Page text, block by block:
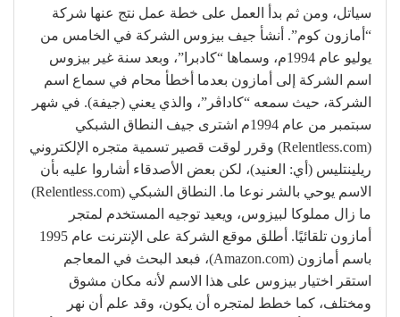
سياتل، ومن ثم بدأ العمل على خطة عمل نتج عنها شركة
“أمازون كوم”. أنشأ جيف بيزوس الشركة في الخامس من
يوليو عام 1994م، وسماها “كادبرا”، وبعد سنة غير بيزوس
اسم الشركة إلى أمازون بعدما أخطأ محام في سماع اسم
الشركة، حيث سمعه “كاداڤر”، والذي يعني (جيفة). في شهر
سبتمبر من عام 1994م اشترى جيف النطاق الشبكي
(Relentless.com) وقرر لوقت قصير تسمية متجره الإلكتروني
ريلينتليس (أي: العنيد)، لكن بعض الأصدقاء أشاروا عليه بأن
الاسم يوحي بالشر نوعا ما. النطاق الشبكي (Relentless.com)
ما زال مملوكا لبيزوس، ويعيد توجيه المستخدم لمتجر
أمازون تلقائيًا. أطلق موقع الشركة على الإنترنت عام 1995
باسم أمازون (Amazon.com)، فبعد البحث في المعاجم
استقر اختيار بيزوس على هذا الاسم لأنه مكان مشوق
ومختلف، كما خطط لمتجره أن يكون، وقد علم أن نهر